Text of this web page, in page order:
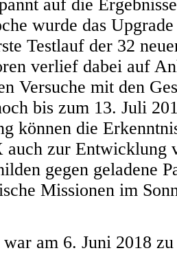
auf die
wurde das
Testlauf der 32
verlief dabei auf
Versuche mit den
bis zum 13. Juli
können die
auch zur Entwicklung
gegen geladene
Missionen im
am 6. Juni 2018